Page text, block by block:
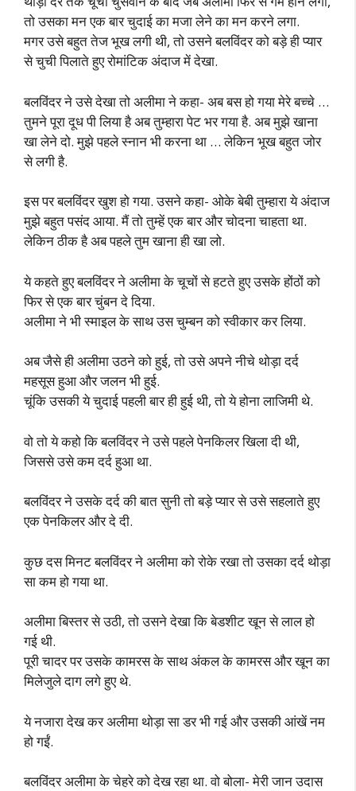
तो उसका मन एक बार चुदाई का मजा लेने का मन करने लगा.
मगर उसे बहुत तेज भूख लगी थी, तो उसने बलविंदर को बड़े ही प्यार
से चुची पिलाते हुए रोमांटिक अंदाज में देखा.
बलविंदर ने उसे देखा तो अलीमा ने कहा- अब बस हो गया मेरे बच्चे …
तुमने पूरा दूध पी लिया है अब तुम्हारा पेट भर गया है. अब मुझे खाना
खा लेने दो. मुझे पहले स्नान भी करना था … लेकिन भूख बहुत जोर
से लगी है.
इस पर बलविंदर खुश हो गया. उसने कहा- ओके बेबी तुम्हारा ये अंदाज
मुझे बहुत पसंद आया. मैं तो तुम्हें एक बार और चोदना चाहता था.
लेकिन ठीक है अब पहले तुम खाना ही खा लो.
ये कहते हुए बलविंदर ने अलीमा के चूचों से हटते हुए उसके होंठों को
फिर से एक बार चुंबन दे दिया.
अलीमा ने भी स्माइल के साथ उस चुम्बन को स्वीकार कर लिया.
अब जैसे ही अलीमा उठने को हुई, तो उसे अपने नीचे थोड़ा दर्द
महसूस हुआ और जलन भी हुई.
चूंकि उसकी ये चुदाई पहली बार ही हुई थी, तो ये होना लाजिमी थे.
वो तो ये कहो कि बलविंदर ने उसे पहले पेनकिलर खिला दी थी,
जिससे उसे कम दर्द हुआ था.
बलविंदर ने उसके दर्द की बात सुनी तो बड़े प्यार से उसे सहलाते हुए
एक पेनकिलर और दे दी.
कुछ दस मिनट बलविंदर ने अलीमा को रोके रखा तो उसका दर्द थोड़ा
सा कम हो गया था.
अलीमा बिस्तर से उठी, तो उसने देखा कि बेडशीट खून से लाल हो
गई थी.
पूरी चादर पर उसके कामरस के साथ अंकल के कामरस और खून का
मिलेजुले दाग लगे हुए थे.
ये नजारा देख कर अलीमा थोड़ा सा डर भी गई और उसकी आंखें नम
हो गईं.
बलविंदर अलीमा के चेहरे को देख रहा था. वो बोला- मेरी जान उदास